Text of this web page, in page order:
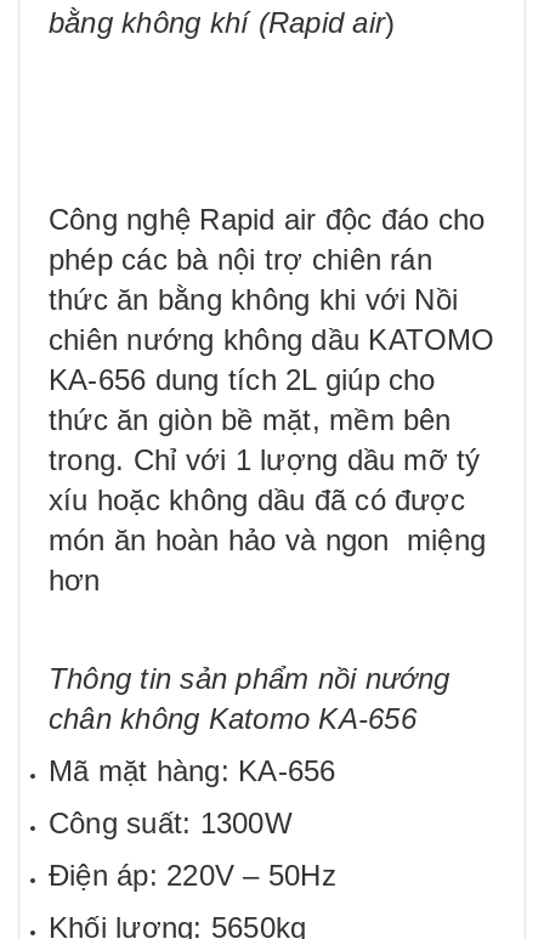
bằng không khí (Rapid air)
Công nghệ Rapid air độc đáo cho
phép các bà nội trợ chiên rán
thức ăn bằng không khi với Nồi
chiên nướng không dầu KATOMO
KA-656 dung tích 2L giúp cho
thức ăn giòn bề mặt, mềm bên
trong. Chỉ với 1 lượng dầu mỡ tý
xíu hoặc không dầu đã có được
món ăn hoàn hảo và ngon miệng
hơn
Thông tin sản phẩm nồi nướng
chân không Katomo KA-656
Mã mặt hàng: KA-656
Công suất: 1300W
Điện áp: 220V – 50Hz
Khối lượng: 5650kg